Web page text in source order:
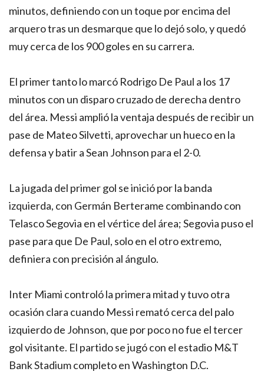
minutos, definiendo con un toque por encima del
arquero tras un desmarque que lo dejó solo, y quedó
muy cerca de los 900 goles en su carrera.
El primer tanto lo marcó Rodrigo De Paul a los 17
minutos con un disparo cruzado de derecha dentro
del área. Messi amplió la ventaja después de recibir un
pase de Mateo Silvetti, aprovechar un hueco en la
defensa y batir a Sean Johnson para el 2-0.
La jugada del primer gol se inició por la banda
izquierda, con Germán Berterame combinando con
Telasco Segovia en el vértice del área; Segovia puso el
pase para que De Paul, solo en el otro extremo,
definiera con precisión al ángulo.
Inter Miami controló la primera mitad y tuvo otra
ocasión clara cuando Messi remató cerca del palo
izquierdo de Johnson, que por poco no fue el tercer
gol visitante. El partido se jugó con el estadio M&T
Bank Stadium completo en Washington D.C.